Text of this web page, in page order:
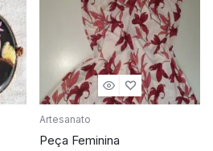
Artesanato
Peça Feminina